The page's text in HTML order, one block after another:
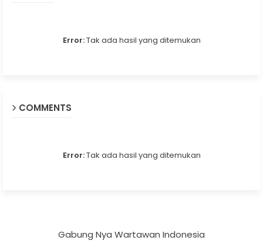
Error:Tak ada hasil yang ditemukan
COMMENTS
Error:Tak ada hasil yang ditemukan
Gabung Nya Wartawan Indonesia